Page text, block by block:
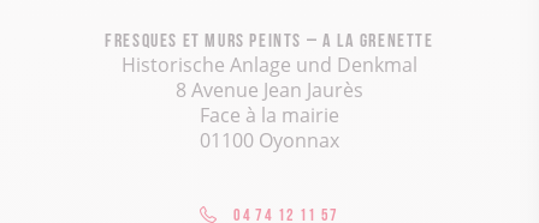
Fresques et murs peints – A la Grenette
Historische Anlage und Denkmal
8 Avenue Jean Jaurès
Face à la mairie
01100 Oyonnax
04 74 12 11 57